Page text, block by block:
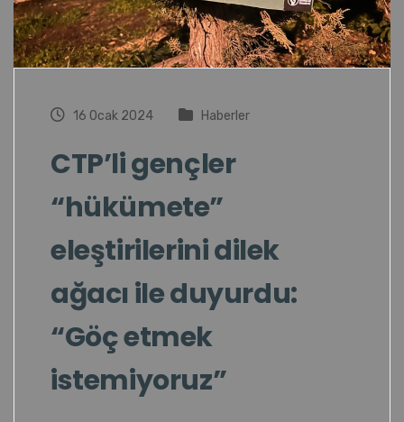
16 Ocak 2024 Haberler
CTP’li gençler
“hükümete”
eleştirilerini dilek
ağacı ile duyurdu:
“Göç etmek
istemiyoruz”